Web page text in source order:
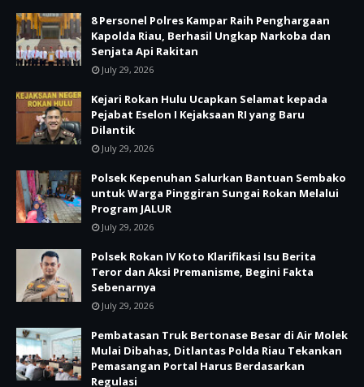
8 Personel Polres Kampar Raih Penghargaan
Kapolda Riau, Berhasil Ungkap Narkoba dan
Senjata Api Rakitan
July 29, 2026
Kejari Rokan Hulu Ucapkan Selamat kepada
Pejabat Eselon I Kejaksaan RI yang Baru
Dilantik
July 29, 2026
Polsek Kepenuhan Salurkan Bantuan Sembako
untuk Warga Pinggiran Sungai Rokan Melalui
Program JALUR
July 29, 2026
Polsek Rokan IV Koto Klarifikasi Isu Berita
Teror dan Aksi Premanisme, Begini Fakta
Sebenarnya
July 29, 2026
Pembatasan Truk Bertonase Besar di Air Molek
Mulai Dibahas, Ditlantas Polda Riau Tekankan
Pemasangan Portal Harus Berdasarkan
Regulasi